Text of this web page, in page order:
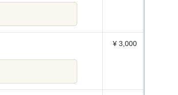
¥ 3,000